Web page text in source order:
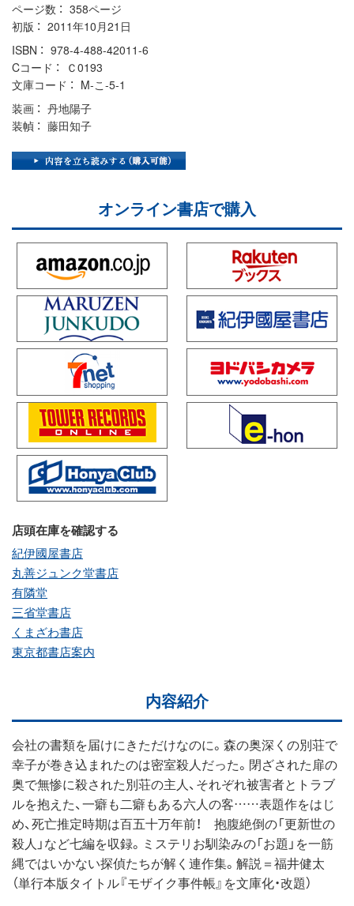
ページ数
358ページ
初版
2011年10月21日
ISBN
978-4-488-42011-6
Cコード
Ｃ0193
文庫コード
M-こ-5-1
装画
丹地陽子
装幀
藤田知子
オンライン書店で購入
店頭在庫を確認する
紀伊國屋書店
丸善ジュンク堂書店
有隣堂
三省堂書店
くまざわ書店
東京都書店案内
内容紹介
会社の書類を届けにきただけなのに。森の奥深くの別荘で
幸子が巻き込まれたのは密室殺人だった。閉ざされた扉の
奥で無惨に殺された別荘の主人、それぞれ被害者とトラブ
ルを抱えた、一癖も二癖もある六人の客……表題作をはじ
め、死亡推定時期は百五十万年前！ 抱腹絶倒の「更新世の
殺人」など七編を収録。ミステリお馴染みの「お題」を一筋
縄ではいかない探偵たちが解く連作集。解説＝福井健太
（単行本版タイトル『モザイク事件帳』を文庫化・改題）